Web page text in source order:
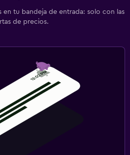
en tu bandeja de entrada: solo con las
de precios.